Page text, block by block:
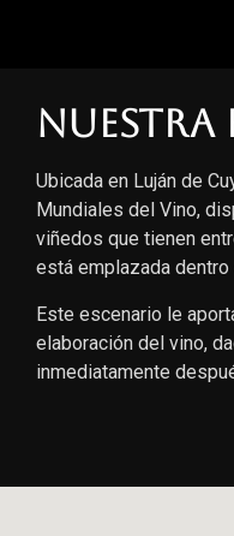
Nuestra
Ubicada en Luján de
Mundiales del Vino,
viñedos que tienen
está emplazada dentro
Este escenario le
elaboración del vino,
inmediatamente